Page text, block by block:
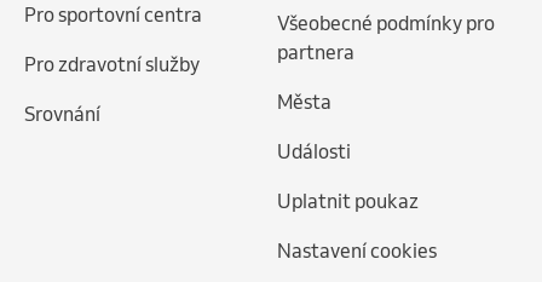
Pro sportovní centra
Pro zdravotní služby
Srovnání
Všeobecné podmínky pro
partnera
Města
Události
Uplatnit poukaz
Nastavení cookies